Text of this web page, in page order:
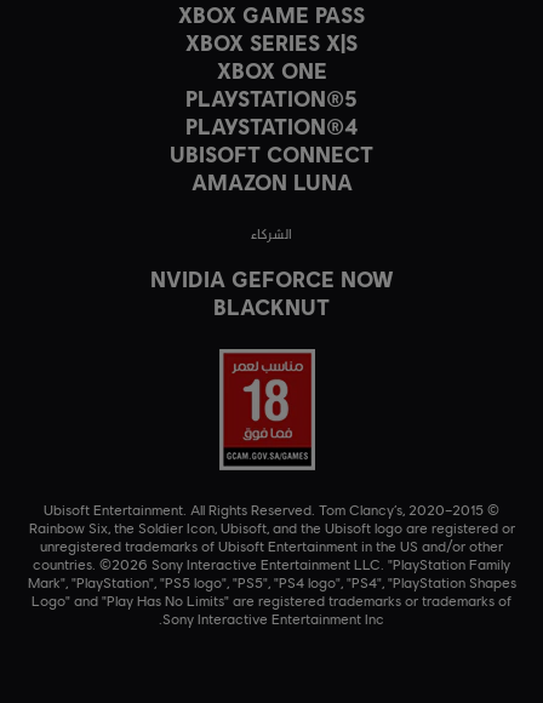
XBOX GAME PASS
XBOX SERIES X|S
XBOX ONE
PLAYSTATION®5
PLAYSTATION®4
UBISOFT CONNECT
AMAZON LUNA
الشركاء
NVIDIA GEFORCE NOW
BLACKNUT
© 2015–2020 Ubisoft Entertainment. All Rights Reserved. Tom Clancy’s,
Rainbow Six, the Soldier Icon, Ubisoft, and the Ubisoft logo are registered or
unregistered trademarks of Ubisoft Entertainment in the US and/or other
countries. ©2026 Sony Interactive Entertainment LLC. "PlayStation Family
Mark", "PlayStation", "PS5 logo", "PS5", "PS4 logo", "PS4", "PlayStation Shapes
Logo" and "Play Has No Limits" are registered trademarks or trademarks of
Sony Interactive Entertainment Inc.